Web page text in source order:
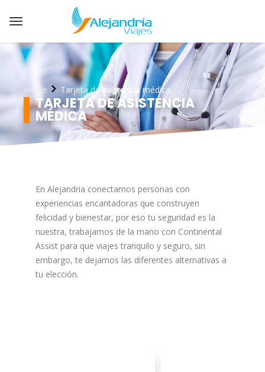
Home Tarjeta de asistencia médica
TARJETA DE ASISTENCIA
MÉDICA
En Alejandria conectamos personas con
experiencias encantadoras que construyen
felicidad y bienestar, por eso tu seguridad es la
nuestra, trabajamos de la mano con Continental
Assist para que viajes tranquilo y seguro, sin
embargo, te dejamos las diferentes alternativas a
tu elección.